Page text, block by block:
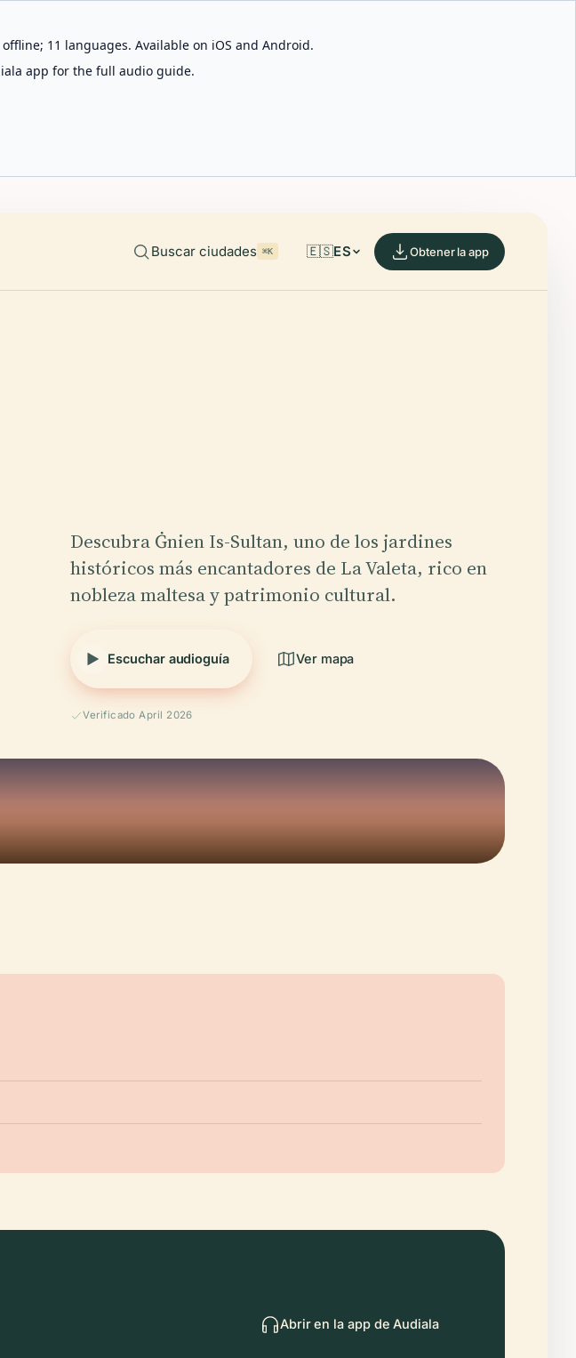
11 languages. Available on iOS and Android.
app for the full audio guide.
Buscar ciudades ⌘K 🇪🇸ES Obtener la app
Descubra Ġnien Is-Sultan, uno de los jardines
históricos más encantadores de La Valeta, rico en
nobleza maltesa y patrimonio cultural.
Escuchar audioguía Ver mapa
Verificado April 2026
Abrir en la app de Audiala